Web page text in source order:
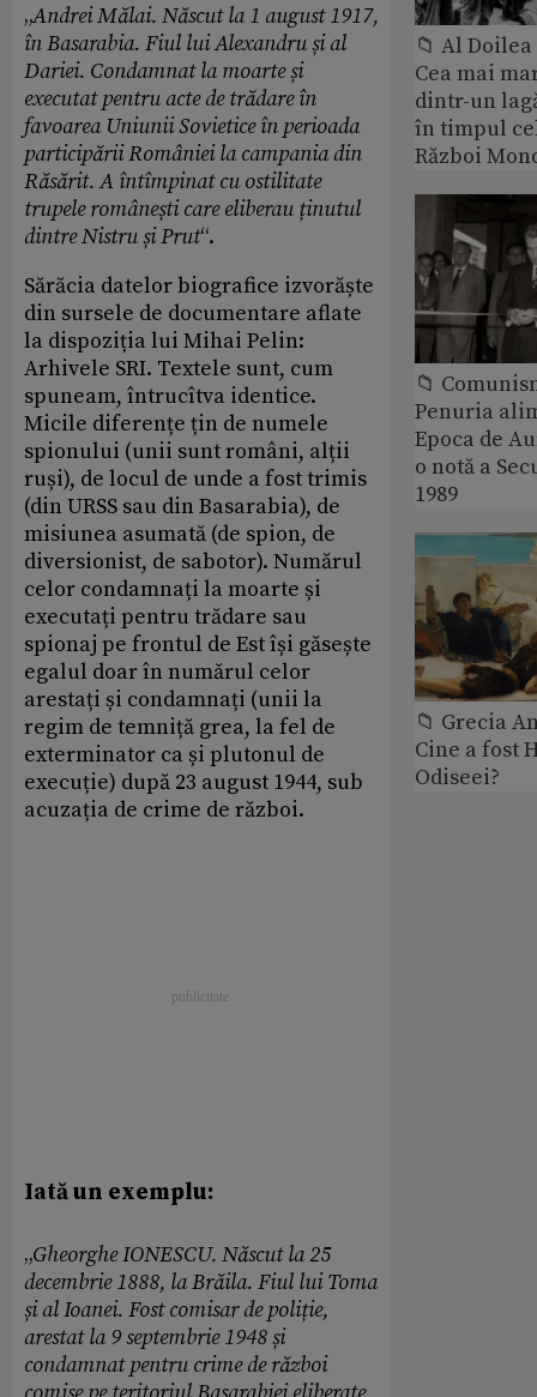
„Andrei Mălai. Născut la 1 august 1917,
în Basarabia. Fiul lui Alexandru și al
Dariei. Condamnat la moarte și
executat pentru acte de trădare în
favoarea Uniunii Sovietice în perioada
participării României la campania din
Răsărit. A întîmpinat cu ostilitate
trupele românești care eliberau ținutul
dintre Nistru și Prut“.
Sărăcia datelor biografice izvorăște
din sursele de documentare aflate
la dispoziția lui Mihai Pelin:
Arhivele SRI. Textele sunt, cum
spuneam, întrucîtva identice.
Micile diferențe țin de numele
spionului (unii sunt români, alții
ruși), de locul de unde a fost trimis
(din URSS sau din Basarabia), de
misiunea asumată (de spion, de
diversionist, de sabotor). Numărul
celor condamnați la moarte și
executați pentru trădare sau
spionaj pe frontul de Est își găsește
egalul doar în numărul celor
arestați și condamnați (unii la
regim de temniță grea, la fel de
exterminator ca și plutonul de
execuție) după 23 august 1944, sub
acuzația de crime de război.
Iată un exemplu:
„Gheorghe IONESCU. Născut la 25
decembrie 1888, la Brăila. Fiul lui Toma
și al Ioanei. Fost comisar de poliție,
arestat la 9 septembrie 1948 și
condamnat pentru crime de război
📁 Al
Cea mai
dintr-un
în timpul
Război
📁
Penuria
Epoca de
o notă a
1989
📁 Grecia
Cine a fost
Odiseei?